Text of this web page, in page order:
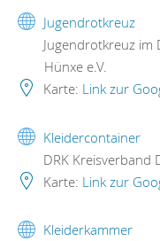
Jugendrotkreuz
Jugendrotkreuz im
Hünxe e.V.
Karte: Link zur
Kleidercontainer
DRK Kreisverband
Karte: Link zur
Kleiderkammer